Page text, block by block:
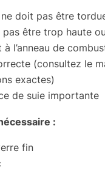
ne doit pas être
pas être trop haute
l’anneau de
(consultez le
exactes)
de suie importante
:
fin